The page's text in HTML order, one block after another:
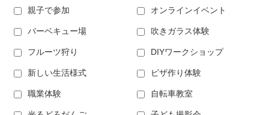
親子で参加 オンラインイベント
バーベキュー場 吹きガラス体験
フルーツ狩り DIYワークショップ
新しい生活様式 ピザ作り体験
職業体験 自転車教室